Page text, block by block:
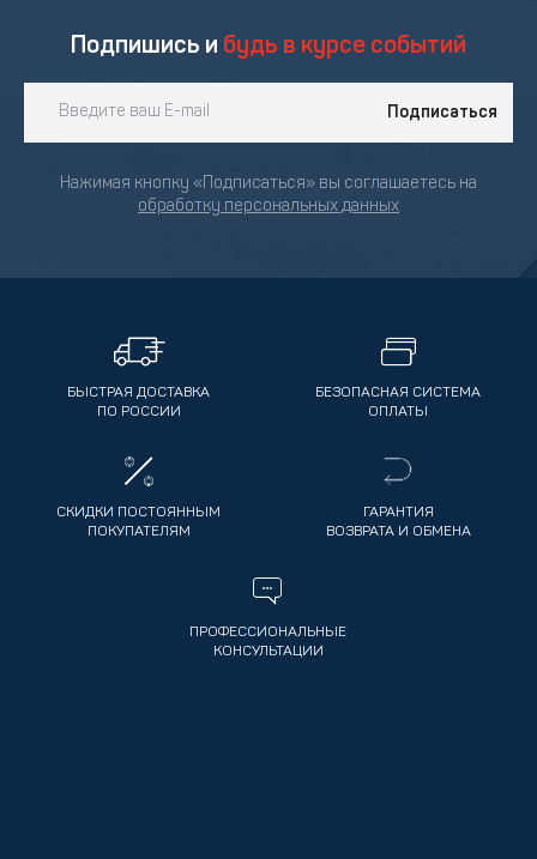
Подпишись и будь в курсе событий
Подписаться
Нажимая кнопку «Подписаться» вы соглашаетесь на
обработку персональных данных
БЫСТРАЯ ДОСТАВКА
ПО РОССИИ
БЕЗОПАСНАЯ СИСТЕМА
ОПЛАТЫ
СКИДКИ ПОСТОЯННЫМ
ПОКУПАТЕЛЯМ
ГАРАНТИЯ
ВОЗВРАТА И ОБМЕНА
ПРОФЕССИОНАЛЬНЫЕ
КОНСУЛЬТАЦИИ